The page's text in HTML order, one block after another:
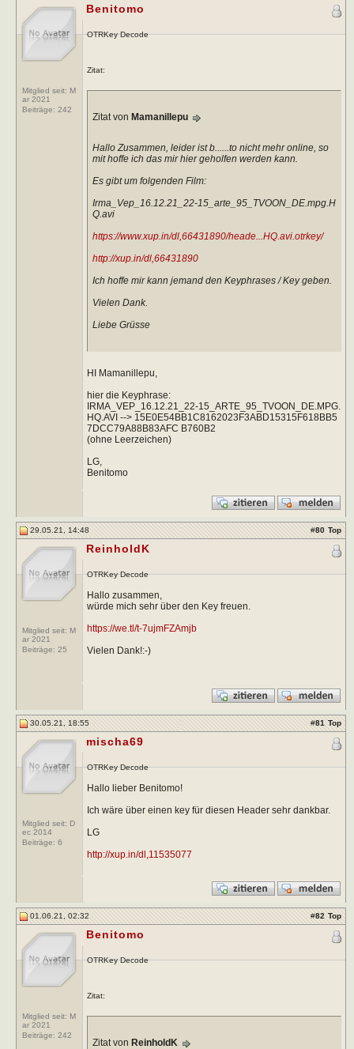
Mitglied seit: M
ar 2021
Beiträge: 242
Benitomo
OTRKey Decode
Zitat:
Zitat von Mamanillepu
Hallo Zusammen, leider ist b......to nicht mehr online, so
mit hoffe ich das mir hier geholfen werden kann.
Es gibt um folgenden Film:
Irma_Vep_16.12.21_22-15_arte_95_TVOON_DE.mpg.H
Q.avi
https://www.xup.in/dl,66431890/heade...HQ.avi.otrkey/
http://xup.in/dl,66431890
Ich hoffe mir kann jemand den Keyphrases / Key geben.
Vielen Dank.
Liebe Grüsse
HI Mamanillepu,
hier die Keyphrase:
IRMA_VEP_16.12.21_22-15_ARTE_95_TVOON_DE.MPG.
HQ.AVI --> 15E0E54BB1C8162023F3ABD15315F618BB5
7DCC79A88B83AFC B760B2
(ohne Leerzeichen)
LG,
Benitomo
29.05.21, 14:48 #80 Top
Mitglied seit: M
ar 2021
Beiträge: 25
ReinholdK
OTRKey Decode
Hallo zusammen,
würde mich sehr über den Key freuen.
https://we.tl/t-7ujmFZAmjb
Vielen Dank!:-)
30.05.21, 18:55 #81 Top
Mitglied seit: D
ec 2014
Beiträge: 6
mischa69
OTRKey Decode
Hallo lieber Benitomo!
Ich wäre über einen key für diesen Header sehr dankbar.
LG
http://xup.in/dl,11535077
01.06.21, 02:32 #82 Top
Mitglied seit: M
ar 2021
Beiträge: 242
Benitomo
OTRKey Decode
Zitat:
Zitat von ReinholdK